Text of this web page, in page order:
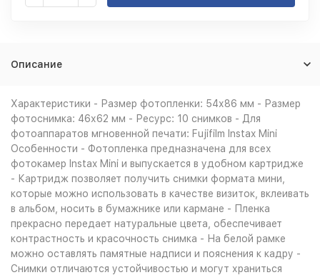
Описание
Характеристики - Размер фотопленки: 54х86 мм - Размер
фотоснимка: 46х62 мм - Ресурс: 10 снимков - Для
фотоаппаратов мгновенной печати: Fujifilm Instax Mini
Особенности - Фотопленка предназначена для всех
фотокамер Instax Mini и выпускается в удобном картридже
- Картридж позволяет получить снимки формата мини,
которые можно использовать в качестве визиток, вклеивать
в альбом, носить в бумажнике или кармане - Пленка
прекрасно передает натуральные цвета, обеспечивает
контрастность и красочность снимка - На белой рамке
можно оставлять памятные надписи и пояснения к кадру -
Снимки отличаются устойчивостью и могут храниться